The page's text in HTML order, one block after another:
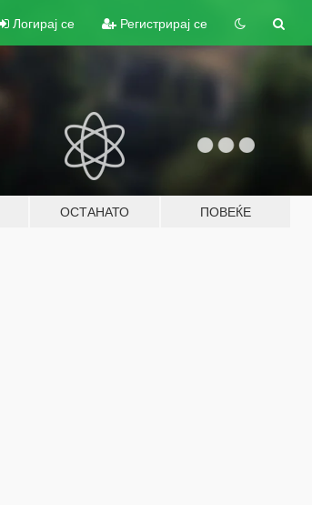
Логирај се Регистрирај се
ОСТАНАТО ПОВЕЌЕ